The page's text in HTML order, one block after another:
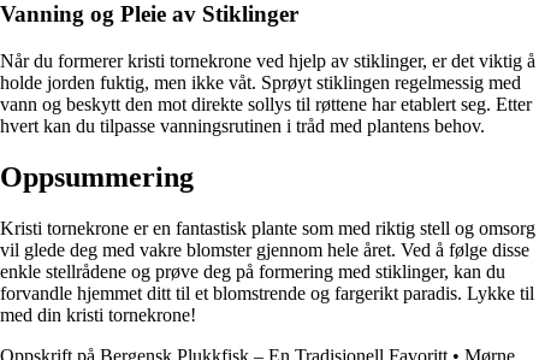
Vanning og Pleie av Stiklinger
Når du formerer kristi tornekrone ved hjelp av stiklinger, er det viktig å
holde jorden fuktig, men ikke våt. Sprøyt stiklingen regelmessig med
vann og beskytt den mot direkte sollys til røttene har etablert seg. Etter
hvert kan du tilpasse vanningsrutinen i tråd med plantens behov.
Oppsummering
Kristi tornekrone er en fantastisk plante som med riktig stell og omsorg
vil glede deg med vakre blomster gjennom hele året. Ved å følge disse
enkle stellrådene og prøve deg på formering med stiklinger, kan du
forvandle hjemmet ditt til et blomstrende og fargerikt paradis. Lykke til
med din kristi tornekrone!
Oppskrift på Bergensk Plukkfisk – En Tradisjonell Favoritt • Mørne